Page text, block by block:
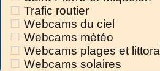
Trafic routier
Webcams du ciel
Webcams météo
Webcams plages et littoral
Webcams solaires